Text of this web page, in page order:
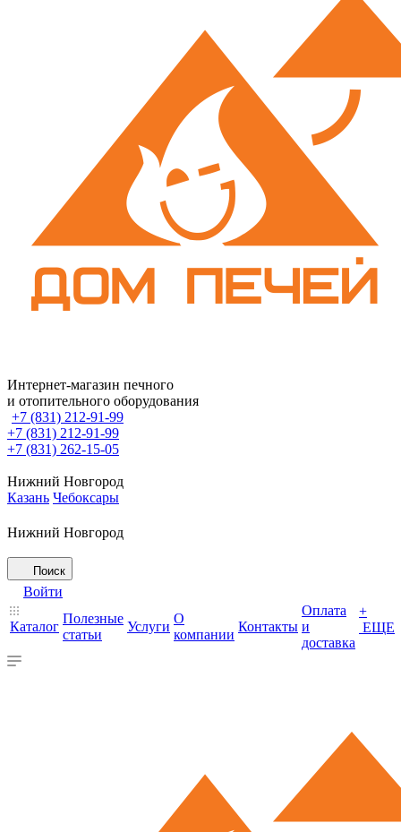
Интернет-магазин печного
и отопительного оборудования
+7 (831) 212-91-99
+7 (831) 212-91-99
+7 (831) 262-15-05
Нижний Новгород
Казань Чебоксары
Нижний Новгород
Поиск
Войти
Каталог
Полезные
статьи
Услуги
О
компании
Контакты
Оплата
и
доставка
+
ЕЩЕ